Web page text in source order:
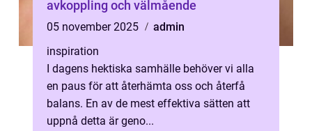
avkoppling och välmående
05 november 2025
admin
inspiration
I dagens hektiska samhälle behöver vi alla
en paus för att återhämta oss och återfå
balans. En av de mest effektiva sätten att
uppnå detta är geno...